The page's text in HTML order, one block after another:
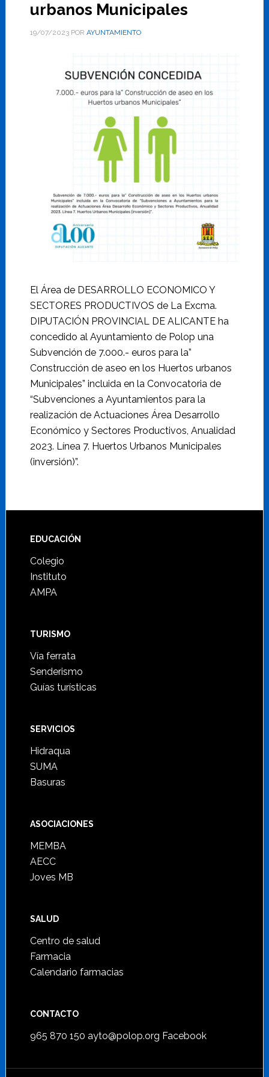
urbanos Municipales
19/07/2023POR AYUNTAMIENTO
El Área de DESARROLLO ECONOMICO Y
SECTORES PRODUCTIVOS de La Excma.
DIPUTACIÓN PROVINCIAL DE ALICANTE ha
concedido al Ayuntamiento de Polop una
Subvención de 7.000.- euros para la”
Construcción de aseo en los Huertos urbanos
Municipales” incluida en la Convocatoria de
“Subvenciones a Ayuntamientos para la
realización de Actuaciones Área Desarrollo
Económico y Sectores Productivos, Anualidad
2023. Línea 7. Huertos Urbanos Municipales
(inversión)”.
Footer
EDUCACIÓN
Colegio
Instituto
AMPA
TURISMO
Vía ferrata
Senderismo
Guías turísticas
SERVICIOS
Hidraqua
SUMA
Basuras
ASOCIACIONES
MEMBA
AECC
Joves MB
SALUD
Centro de salud
Farmacia
Calendario farmacias
CONTACTO
965 870 150 ayto@polop.org Facebook